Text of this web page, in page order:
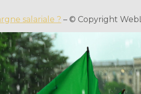
salariale ? – © Copyright